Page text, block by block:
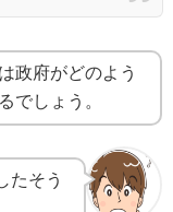
政府がどのよう
でしょう。
たそう